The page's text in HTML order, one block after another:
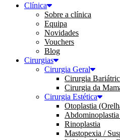
Clínica
Sobre a clínica
Equipa
Novidades
Vouchers
Blog
Cirurgias
Cirurgia Geral
Cirurgia
Cirurgia da
Cirurgia Estética
Otoplastia
Rinoplastia
Mastopexia /